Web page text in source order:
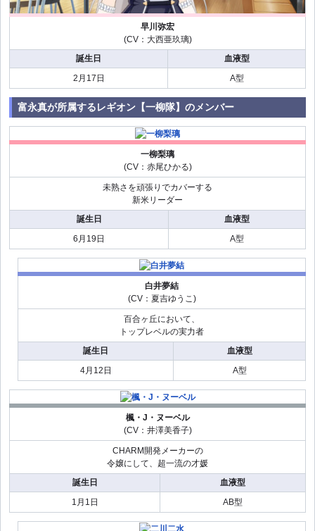
早川弥宏
(CV：大西亜玖璃)
誕生日
血液型
2月17日
A型
富永真が所属するレギオン【一柳隊】のメンバー
一柳梨璃
(CV：赤尾ひかる)
未熟さを頑張りでカバーする
新米リーダー
誕生日
血液型
6月19日
A型
白井夢結
(CV：夏吉ゆうこ)
百合ヶ丘において、
トップレベルの実力者
誕生日
血液型
4月12日
A型
楓・J・ヌーベル
(CV：井澤美香子)
CHARM開発メーカーの
令嬢にして、超一流の才媛
誕生日
血液型
1月1日
AB型